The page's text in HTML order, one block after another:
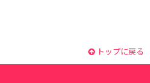
トップに戻る